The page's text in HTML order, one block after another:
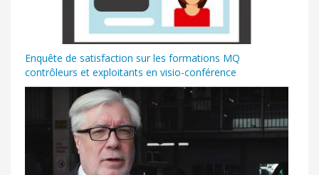
Enquête de satisfaction sur les formations MQ
contrôleurs et exploitants en visio-conférence